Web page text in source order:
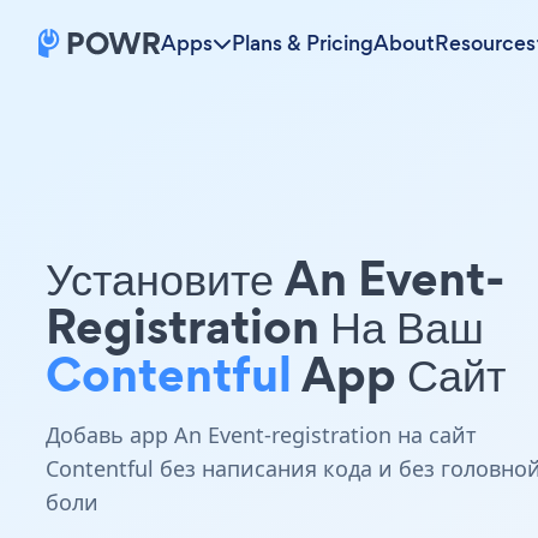
Apps Plans & PricingAboutResources
Установите An Event-
Registration На Ваш
ContentfulApp Сайт
Добавь app An Event-registration на сайт
Contentful без написания кода и без
боли